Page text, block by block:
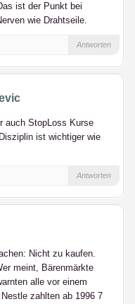
ist der Punkt bei
wie Drahtseile.
Antworten
auch StopLoss Kurse
ist wichtiger wie
Antworten
Nicht zu kaufen.
meint, Bärenmärkte
alle vor einem
zahlten ab 1996 7